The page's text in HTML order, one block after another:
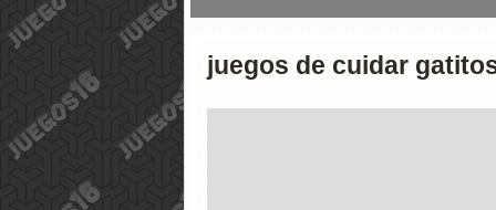
juegos de cuidar